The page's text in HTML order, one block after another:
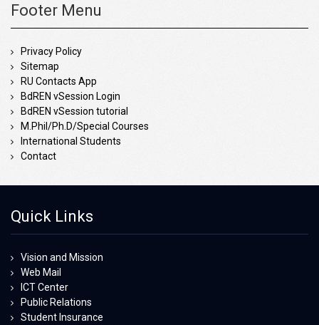
Footer Menu
Privacy Policy
Sitemap
RU Contacts App
BdREN vSession Login
BdREN vSession tutorial
M.Phil/Ph.D/Special Courses
International Students
Contact
Quick Links
Vision and Mission
Web Mail
ICT Center
Public Relations
Student Insurance